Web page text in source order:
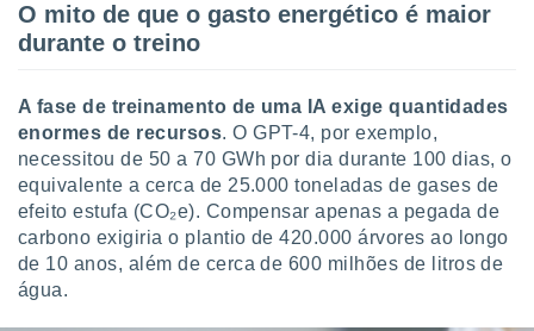
O mito de que o gasto energético é maior
durante o treino
A fase de treinamento de uma IA exige quantidades
enormes de recursos. O GPT-4, por exemplo,
necessitou de 50 a 70 GWh por dia durante 100 dias, o
equivalente a cerca de 25.000 toneladas de gases de
efeito estufa (CO₂e). Compensar apenas a pegada de
carbono exigiria o plantio de 420.000 árvores ao longo
de 10 anos, além de cerca de 600 milhões de litros de
água.